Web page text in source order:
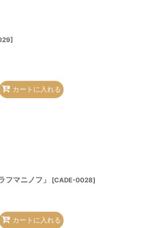
]
カートに入れる
フマニノフ」 [CADE-0028]
カートに入れる